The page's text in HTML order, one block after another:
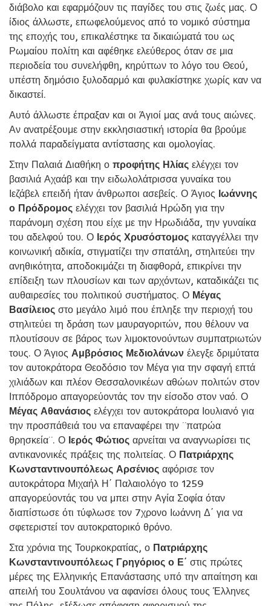
διάβολο και εφαρμόζουν τις παγίδες του στις ζωές μας. Ο
ίδιος άλλωστε, επωφελούμενος από το νομικό σύστημα
της εποχής του, επικαλέστηκε τα δικαιώματά του ως
Ρωμαίου πολίτη και αφέθηκε ελεύθερος όταν σε μια
περιοδεία του συνελήφθη, κηρύττων το λόγο του Θεού,
υπέστη δημόσιο ξυλοδαρμό και φυλακίστηκε χωρίς καν να
δικαστεί.
Αυτό άλλωστε έπραξαν και οι Άγιοί μας ανά τους αιώνες.
Αν ανατρέξουμε στην εκκλησιαστική ιστορία θα βρούμε
πολλά παραδείγματα αντίστασης και ομολογίας.
Στην Παλαιά Διαθήκη ο προφήτης Ηλίας ελέγχει τον
βασιλιά Αχαάβ και την ειδωλολάτρισσα γυναίκα του
Ιεζάβελ επειδή ήταν άνθρωποι ασεβείς. Ο Άγιος Ιωάννης
ο Πρόδρομος ελέγχει τον βασιλιά Ηρώδη για την
παράνομη σχέση που είχε με την Ηρωδιάδα, την γυναίκα
του αδελφού του. Ο Ιερός Χρυσόστομος καταγγέλλει την
κοινωνική αδικία, στιγματίζει την σπατάλη, στηλιτεύει την
ανηθικότητα, αποδοκιμάζει τη διαφθορά, επικρίνει την
επίδειξη των πλουσίων και των αρχόντων, καταδικάζει τις
αυθαιρεσίες του πολιτικού συστήματος. Ο Μέγας
Βασίλειος στο μεγάλο λιμό που έπληξε την περιοχή του
στηλιτεύει τη δράση των μαυραγοριτών, που θέλουν να
πλουτίσουν σε βάρος των λιμοκτονούντων συμπατριωτών
τους. Ο Άγιος Αμβρόσιος Μεδιολάνων έλεγξε δριμύτατα
τον αυτοκράτορα Θεοδόσιο τον Μέγα για την σφαγή επτά
χιλιάδων και πλέον Θεσσαλονικέων αθώων πολιτών στον
Ιππόδρομο απαγορεύοντάς τον την είσοδο στον ναό. Ο
Μέγας Αθανάσιος ελέγχει τον αυτοκράτορα Ιουλιανό για
την προσπάθειά του να επαναφέρει την ¨πατρώα
θρησκεία¨. Ο Ιερός Φώτιος αρνείται να αναγνωρίσει τις
αντικανονικές πράξεις της πολιτείας. Ο Πατριάρχης
Κωνσταντινουπόλεως Αρσένιος αφόρισε τον
αυτοκράτορα Μιχαήλ Η΄ Παλαιολόγο το 1259
απαγορεύοντάς του να μπει στην Αγία Σοφία όταν
διαπίστωσε ότι τύφλωσε τον 7χρονο Ιωάννη Δ΄ για να
σφετεριστεί τον αυτοκρατορικό θρόνο.
Στα χρόνια της Τουρκοκρατίας, ο Πατριάρχης
Κωνσταντινουπόλεως Γρηγόριος ο Ε΄ στις πρώτες
μέρες της Ελληνικής Επανάστασης υπό την απαίτηση και
απειλή του Σουλτάνου να αφανίσει όλους τους Έλληνες